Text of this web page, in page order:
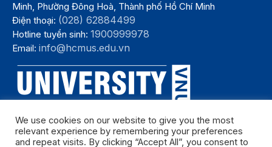
Minh, Phường Đông Hoà, Thành phố Hồ Chí Minh
Điện thoại: (028) 62884499
Hotline tuyển sinh:1900999978
Email:info@hcmus.edu.vn
We use cookies on our website to give you the most
relevant experience by remembering your preferences
and repeat visits. By clicking “Accept All”, you consent to